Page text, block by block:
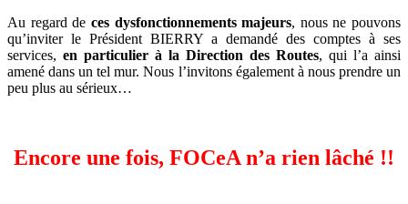
Au regard de ces dysfonctionnements majeurs, nous ne pouvons
qu’inviter le Président BIERRY a demandé des comptes à ses
services, en particulier à la Direction des Routes, qui l’a ainsi
amené dans un tel mur. Nous l’invitons également à nous prendre un
peu plus au sérieux…
Encore une fois, FOCeA n’a rien lâché !!